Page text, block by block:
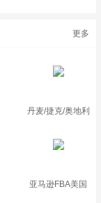
更多
丹麦/捷克/奥地利
亚马逊FBA美国